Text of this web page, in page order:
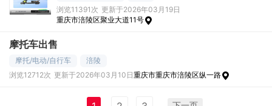
浏览11391次 更新于2026年03月19日
重庆市涪陵区聚业大道11号
摩托车出售
摩托/电动/自行车
涪陵
浏览12712次 更新于2026年03月10日重庆市重庆市涪陵区纵一路